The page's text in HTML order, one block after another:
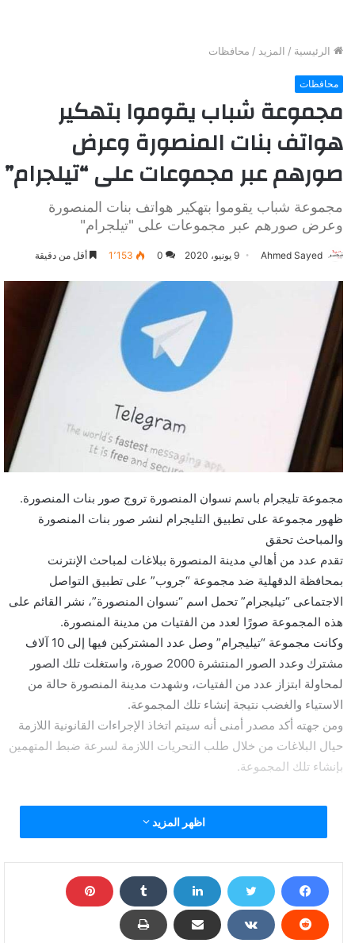
الرئيسية / المزيد / محافظات
محافظات
مجموعة شباب يقوموا بتهكير
هواتف بنات المنصورة وعرض
صورهم عبر مجموعات على “تيلجرام”
مجموعة شباب يقوموا بتهكير هواتف بنات المنصورة
وعرض صورهم عبر مجموعات على "تيلجرام"
Ahmed Sayed 9 يونيو، 2020 0 1٬153 أقل من دقيقة
مجموعة تليجرام باسم نسوان المنصورة تروج صور بنات المنصورة.
ظهور مجموعة على تطبيق التليجرام لنشر صور بنات المنصورة
والمباحث تحقق
تقدم عدد من أهالي مدينة المنصورة ببلاغات لمباحث الإنترنت
بمحافظة الدقهلية ضد مجموعة “جروب” على تطبيق التواصل
الاجتماعى “تيليجرام” تحمل اسم “نسوان المنصورة”، نشر القائم على
هذه المجموعة صورًا لعدد من الفتيات من مدينة المنصورة.
وكانت مجموعة “تيليجرام” وصل عدد المشتركين فيها إلى 10 آلاف
مشترك وعدد الصور المنتشرة 2000 صورة، واستغلت تلك الصور
لمحاولة ابتزاز عدد من الفتيات، وشهدت مدينة المنصورة حالة من
الاستياء والغضب نتيجة إنشاء تلك المجموعة.
ومن جهته أكد مصدر أمنى أنه سيتم اتخاذ الإجراءات القانونية اللازمة
حيال البلاغات من خلال طلب التحريات اللازمة لسرعة ضبط المتهمين
بإنشاء تلك المجموعة.
مجموعة شباب يقوموا بتهكير هواتف بنات المنصورة وعرض
صورهم عبر مجموعات على "تيلجرام"
اظهر المزيد